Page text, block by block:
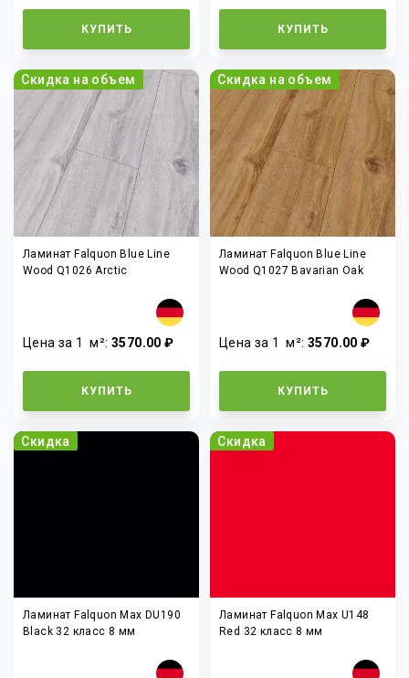
КУПИТЬ КУПИТЬ
Скидка на объем
Ламинат Falquon Blue Line
Wood Q1026 Arctic
Цена за 1м²:3570.00 ₽
КУПИТЬ
Скидка на объем
Ламинат Falquon Blue Line
Wood Q1027 Bavarian Oak
Цена за 1м²:3570.00 ₽
КУПИТЬ
Скидка
Ламинат Falquon Max DU190
Black 32 класс 8 мм
Скидка
Ламинат Falquon Max U148
Red 32 класс 8 мм